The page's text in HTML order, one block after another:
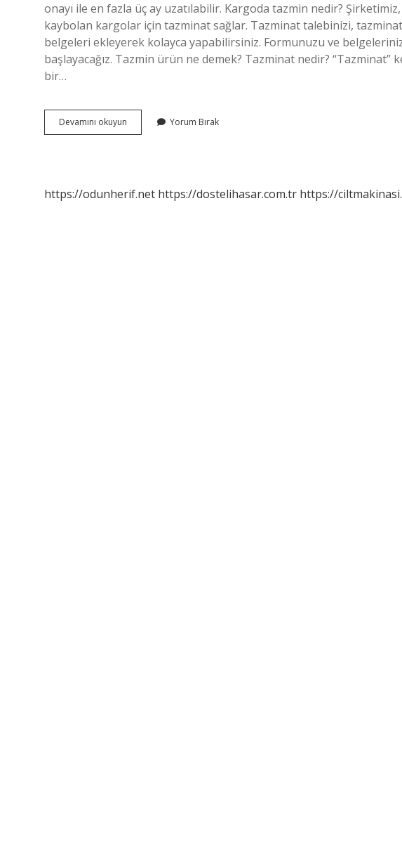
onayı ile en fazla üç ay uzatılabilir. Kargoda tazmin nedir?
kaybolan kargolar için tazminat sağlar. Tazminat talebinizi,
belgeleri ekleyerek kolayca yapabilirsiniz. Formunuzu ve
başlayacağız. Tazmin ürün ne demek? Tazminat nedir? “Tazminat”
bir…
Devamını okuyun
Tazmin
Yorum Bırak
https://odunherif.net https://dostelihasar.com.tr https://